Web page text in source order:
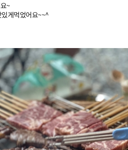
~
게먹었어요~~^